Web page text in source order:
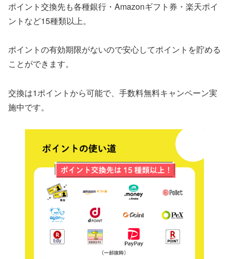
ポイント交換先も各種銀行・Amazonギフト券・楽天ポイ
ントなど15種類以上。
ポイントの有効期限がないので安心してポイントを貯める
ことができます。
交換は1ポイントから可能で、手数料無料キャンペーン実
施中です。